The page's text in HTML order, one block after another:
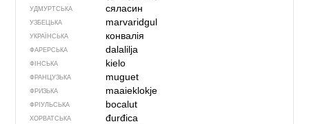
УДМУРТСЬКА сяласин
УЗБЕЦЬКА marvaridgul
УКРАЇНСЬКА конвалія
ФАРЕРСЬКА dalalilja
ФІНСЬКА kielo
ФРАНЦУЗЬКА muguet
ФРИЗЬКА maaieklokje
ФРІУЛЬСЬКА bocalut
ХОРВАТСЬКА đurđica